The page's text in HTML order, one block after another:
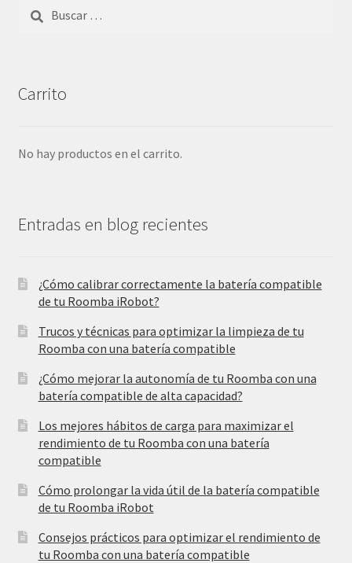
Carrito
No hay productos en el carrito.
Entradas en blog recientes
¿Cómo calibrar correctamente la batería compatible
de tu Roomba iRobot?
Trucos y técnicas para optimizar la limpieza de tu
Roomba con una batería compatible
¿Cómo mejorar la autonomía de tu Roomba con una
batería compatible de alta capacidad?
Los mejores hábitos de carga para maximizar el
rendimiento de tu Roomba con una batería
compatible
Cómo prolongar la vida útil de la batería compatible
de tu Roomba iRobot
Consejos prácticos para optimizar el rendimiento de
tu Roomba con una batería compatible